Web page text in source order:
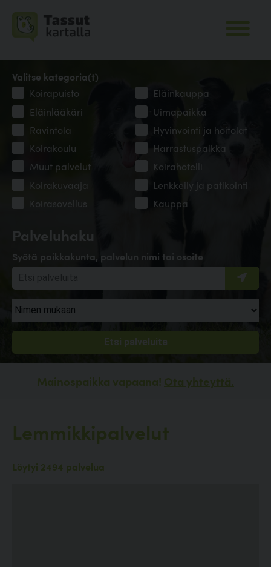
Palveluhaku
Syötä paikkakunta, palvelun nimi tai osoite
Valitse kategoria(t)
Koirapuisto
Eläinkauppa
Eläinlääkäri
Uimapaikka
Ravintola
Hyvinvointi ja hoitolat
Koirakoulu
Harrastuspaikka
Muut palvelut
Koirahotelli
Koirakuvaaja
Lenkkeily ja patikointi
Koirasovellus
Kauppa
Mainospaikka vapaana! Ota yhteyttä.
Lemmikkipalvelut
Löytyi 2494 palvelua